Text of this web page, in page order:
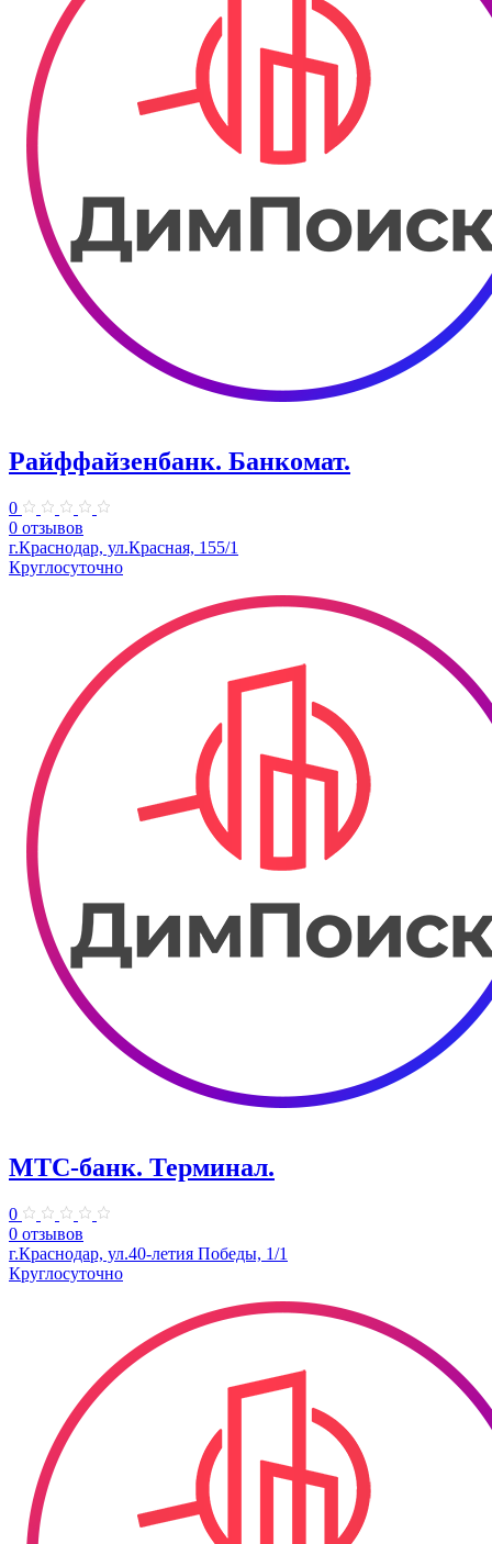
Райффайзенбанк. Банкомат.
0
0 отзывов
г.Краснодар, ул.Красная, 155/1
Круглосуточно
МТС-банк. Терминал.
0
0 отзывов
г.Краснодар, ул.40-летия Победы, 1/1
Круглосуточно